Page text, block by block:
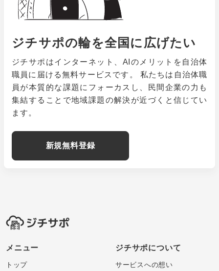
ジチサポの輪を全国に広げたい
ジチサポはインターネット、AIのメリットを自治体
職員に届ける無料サービスです。 私たちは自治体職
員が本質的な課題にフォーカスし、民間企業の力も
集結することで地域課題の解決が近づくと信じてい
ます。
新規無料登録
メニュー
トップ
ジチサポについて
サービスへの想い